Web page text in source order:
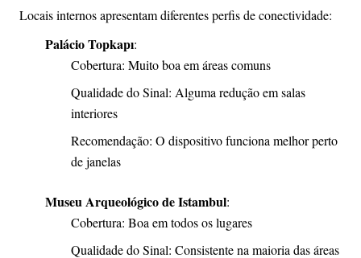
Locais internos apresentam diferentes perfis de conectividade:
Palácio Topkapı:
Cobertura: Muito boa em áreas comuns
Qualidade do Sinal: Alguma redução em salas
interiores
Recomendação: O dispositivo funciona melhor perto
de janelas
Museu Arqueológico de Istambul:
Cobertura: Boa em todos os lugares
Qualidade do Sinal: Consistente na maioria das áreas